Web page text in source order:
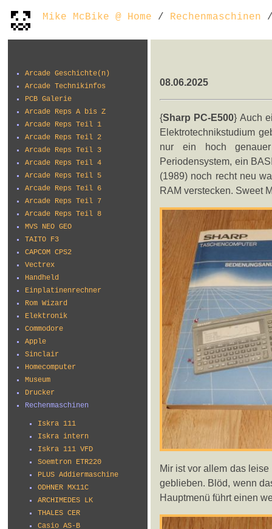
Mike McBike @ Home / Rechenmaschinen /
Arcade Geschichte(n)
Arcade Technikinfos
PCB Galerie
Arcade Reps A bis Z
Arcade Reps Teil 1
Arcade Reps Teil 2
Arcade Reps Teil 3
Arcade Reps Teil 4
Arcade Reps Teil 5
Arcade Reps Teil 6
Arcade Reps Teil 7
Arcade Reps Teil 8
MVS NEO GEO
TAITO F3
CAPCOM CPS2
Vectrex
Handheld
Einplatinenrechner
Rom Wizard
Elektronik
Commodore
Apple
Sinclair
Homecomputer
Museum
Drucker
Rechenmaschinen
Iskra 111
Iskra intern
Iskra 111 VFD
Soemtron ETR220
PLUS Addiermaschine
ODHNER MX11C
ARCHIMEDES LK
THALES CER
Casio AS-B
08.06.2025
{Sharp PC-E500} Auch
Elektrotechnikstudium
nur ein hoch
Periodensystem, ein
(1989) noch recht neu
RAM verstecken. Sweet
Mir ist vor allem das
geblieben. Blöd, wenn
Hauptmenü führt einen